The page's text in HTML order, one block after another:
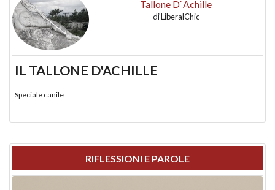
Tallone D`Achille
diLiberalChic
IL TALLONE D'ACHILLE
Speciale canile
RIFLESSIONI E PAROLE